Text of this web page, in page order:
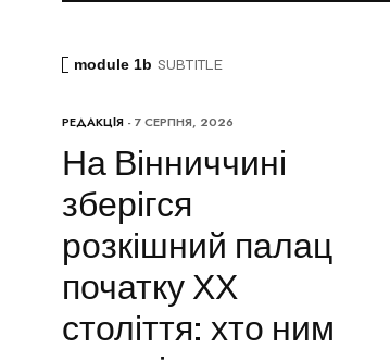
module 1b SUBTITLE
РЕДАКЦІЯ - 7 СЕРПНЯ, 2026
На Вінниччині
зберігся
розкішний палац
початку ХХ
століття: хто ним